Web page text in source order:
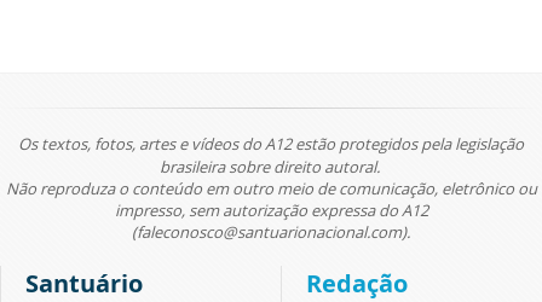
Os textos, fotos, artes e vídeos do A12 estão protegidos pela legislação
brasileira sobre direito autoral.
Não reproduza o conteúdo em outro meio de comunicação, eletrônico ou
impresso, sem autorização expressa do A12
(faleconosco@santuarionacional.com).
Santuário Redação